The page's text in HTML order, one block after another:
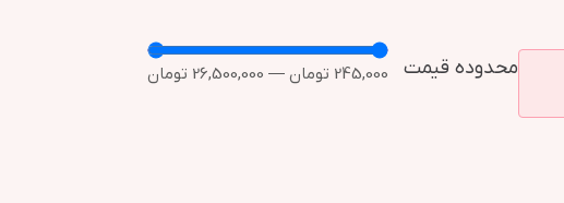
محدوده قیمت 245,000 تومان —
26,500,000 تومان